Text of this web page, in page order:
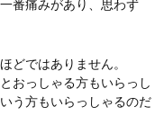
番痛みがあり、思わず
どではありません。
おっしゃる方もいらっし
う方もいらっしゃるのだ